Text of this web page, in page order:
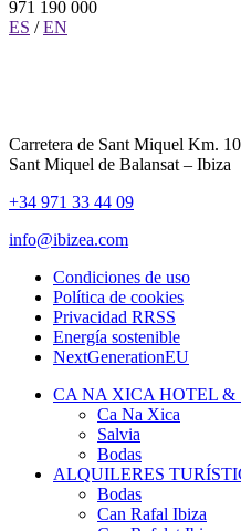
971 190 000
ES / EN
Carretera de Sant Miquel Km.
Sant Miquel de Balansat – Ibiza
+34 971 33 44 09
info@ibizea.com
Condiciones de uso
Política de cookies
Privacidad RRSS
Energía sostenible
NextGenerationEU
CA NA XICA HOTEL
Ca Na Xica
Salvia
Bodas
ALQUILERES
Bodas
Can Rafal Ibiza